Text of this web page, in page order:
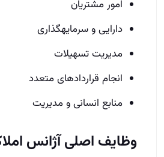
امور مشتریان
دارایی و سرمایه­گذاری
مدیریت تسهیلات
انجام قراردادهای متعدد
منابع انسانی و مدیریت
وظایف اصلی آژانس